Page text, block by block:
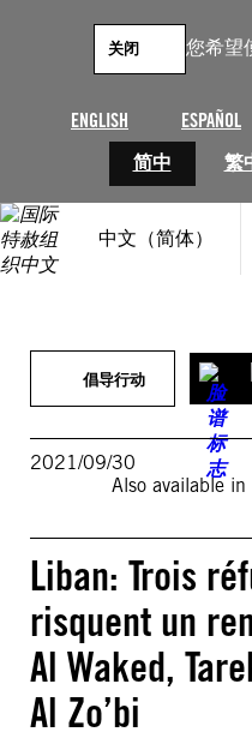
您希望
ENGLISH ESPAÑOL
简中
繁
关闭
中文（简体）
倡导行动
2021/09/30
Also available in
Liban: Trois
risquent un
Al Waked,
Al Zo’bi